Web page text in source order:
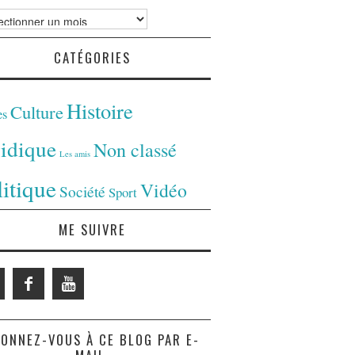
CATÉGORIES
CultureHistoire
Les amis Non classé
Société SportVidéo
ME SUIVRE
VOUS À CE BLOG PAR E-